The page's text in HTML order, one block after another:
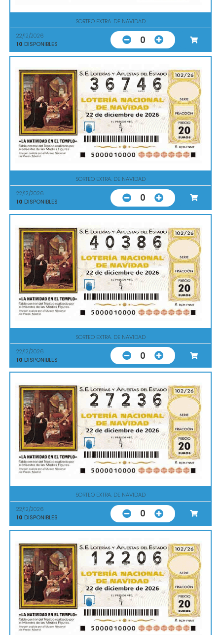
SORTEO EXTRA. DE NAVIDAD
22/12/2026
10 DISPONIBLES 0
SORTEO EXTRA. DE NAVIDAD
22/12/2026
10 DISPONIBLES 0
SORTEO EXTRA. DE NAVIDAD
22/12/2026
10 DISPONIBLES 0
SORTEO EXTRA. DE NAVIDAD
22/12/2026
10 DISPONIBLES 0